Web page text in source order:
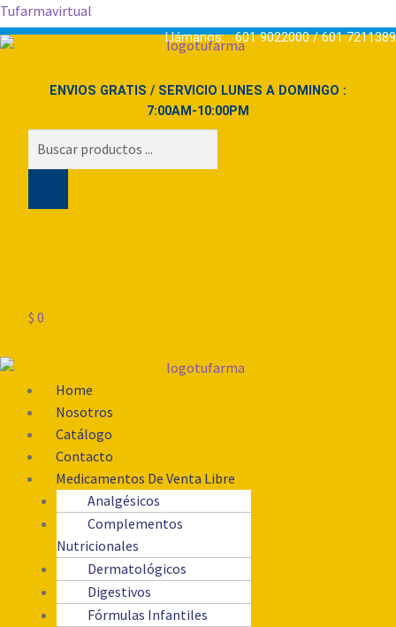
Tufarmavirtual
Llámanos: 601 9022000 / 601 7211389
ENVIOS GRATIS / SERVICIO LUNES A DOMINGO :
7:00AM-10:00PM
$ 0
Menú
Home
Nosotros
Catálogo
Contacto
Medicamentos De Venta Libre
Analgésicos
Complementos
Nutricionales
Dermatológicos
Digestivos
Fórmulas Infantiles